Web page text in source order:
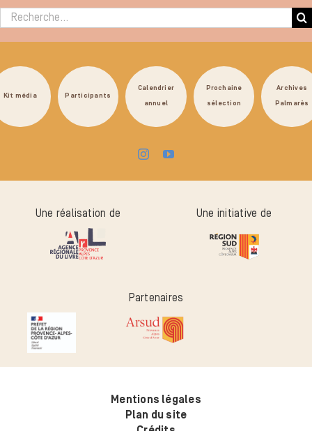
Rechercher :
Kit média Participants
Calendrier
annuel
Prochaine
sélection
Archives
Palmarès
Une réalisation de Une initiative de
Partenaires
Mentions légales
Plan du site